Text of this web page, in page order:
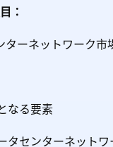
：
ターネットワーク市
なる要素
タセンターネット